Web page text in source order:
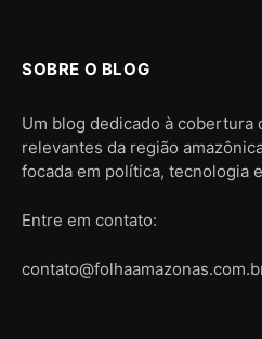
SOBRE O BLOG
Um blog dedicado à cobertura
relevantes da região
focada em política, tecnologia
Entre em contato: